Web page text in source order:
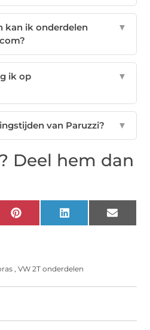
kan ik onderdelen
▼
ik op
▼
van Paruzzi? ▼
Deel hem dan
Pinterest LinkedIn Email
,VW 2T onderdelen